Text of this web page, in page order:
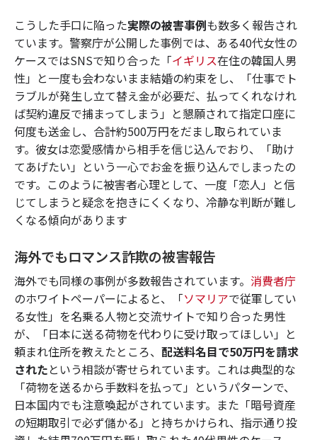
こうした手口に陥った実際の被害事例も数多く報告され
ています。警察庁が公開した事例では、ある40代女性の
ケースではSNSで知り合った「イギリス在住の韓国人男
性」と一度も会わないまま結婚の約束をし、「仕事でト
ラブルが発生し立て替え金が必要だ、払ってくれなけれ
ば契約違反で捕まってしまう」と懇願されて指定口座に
何度も送金し、合計約500万円をだまし取られていま
す。彼女は恋愛感情から相手を信じ込んでおり、「助け
てあげたい」という一心でお金を振り込んでしまったの
です。このように被害者心理として、一度「恋人」と信
じてしまうと疑念を抱きにくくなり、冷静な判断が難し
くなる傾向があります
海外でもロマンス詐欺の被害報告
海外でも同様の事例が多数報告されています。 消費者庁
のホワイトペーパーによると、「ソマリアで従軍してい
る女性」を名乗る人物と交流サイトで知り合った男性
が、「日本に送る荷物を代わりに受け取ってほしい」と
頼まれ住所を教えたところ、 配送料名目で50万円を請求
されたという相談が寄せられています。これは典型的な
「荷物を送るから手数料を払って」というパターンで、
日本国内でも注意喚起がされています。また「暗号資産
の短期取引で必ず儲かる」と持ちかけられ、指示通り投